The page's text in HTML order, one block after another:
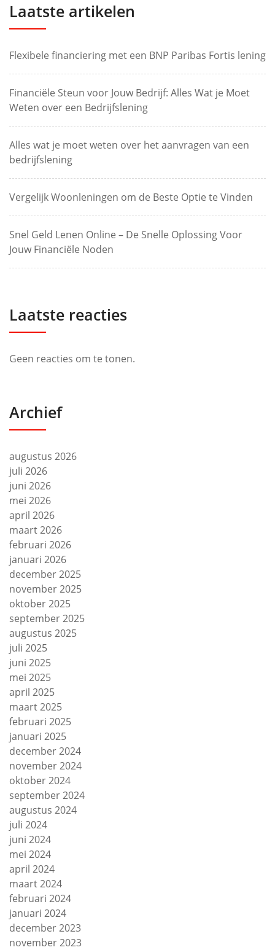
Laatste artikelen
Flexibele financiering met een BNP Paribas Fortis lening
Financiële Steun voor Jouw Bedrijf: Alles Wat je Moet
Weten over een Bedrijfslening
Alles wat je moet weten over het aanvragen van een
bedrijfslening
Vergelijk Woonleningen om de Beste Optie te Vinden
Snel Geld Lenen Online – De Snelle Oplossing Voor
Jouw Financiële Noden
Laatste reacties
Geen reacties om te tonen.
Archief
augustus 2026
juli 2026
juni 2026
mei 2026
april 2026
maart 2026
februari 2026
januari 2026
december 2025
november 2025
oktober 2025
september 2025
augustus 2025
juli 2025
juni 2025
mei 2025
april 2025
maart 2025
februari 2025
januari 2025
december 2024
november 2024
oktober 2024
september 2024
augustus 2024
juli 2024
juni 2024
mei 2024
april 2024
maart 2024
februari 2024
januari 2024
december 2023
november 2023